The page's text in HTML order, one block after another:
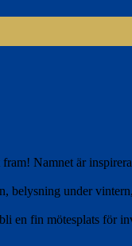
Namnet är
belysning under
en fin mötesplats för